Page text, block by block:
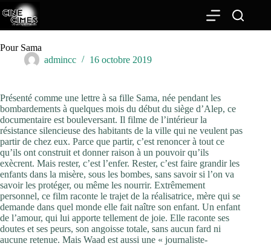
Passer
au
contenu
Pour Sama
admincc
16 octobre 2019
Présenté comme une lettre à sa fille Sama, née pendant les
bombardements à quelques mois du début du siège d’Alep, ce
documentaire est bouleversant. Il filme de l’intérieur la
résistance silencieuse des habitants de la ville qui ne veulent pas
partir de chez eux. Parce que partir, c’est renoncer à tout ce
qu’ils ont construit et donner raison à un pouvoir qu’ils
exècrent. Mais rester, c’est l’enfer. Rester, c’est faire grandir les
enfants dans la misère, sous les bombes, sans savoir si l’on va
savoir les protéger, ou même les nourrir. Extrêmement
personnel, ce film raconte le trajet de la réalisatrice, mère qui se
demande dans quel monde elle fait naître son enfant. Un enfant
de l’amour, qui lui apporte tellement de joie. Elle raconte ses
doutes et ses peurs, son angoisse totale, sans aucun fard ni
aucune retenue. Mais Waad est aussi une « journaliste-